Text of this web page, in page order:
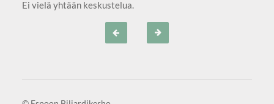
Ei vielä yhtään keskustelua.